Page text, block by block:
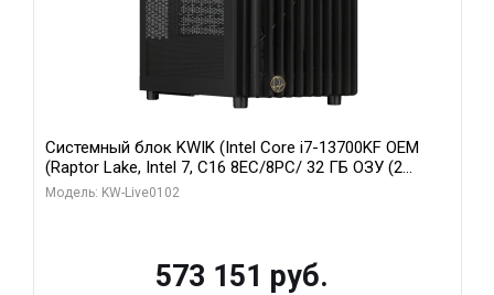
Системный блок KWIK (Intel Core i7-13700KF OEM
(Raptor Lake, Intel 7, C16 8EC/8PC/ 32 ГБ ОЗУ (2
модуля)/ Afox RTX4090 24GB GDDR6X 384-Bit 3xDP
Модель: KW-Live0102
573 151 руб.